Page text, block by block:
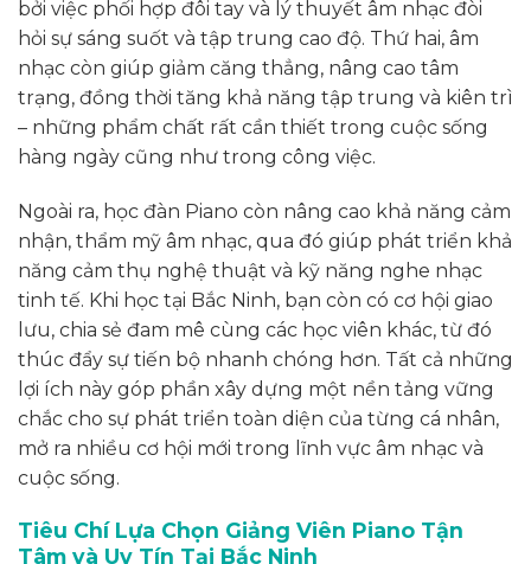
bởi việc phối hợp đôi tay và lý thuyết âm nhạc đòi
hỏi sự sáng suốt và tập trung cao độ. Thứ hai, âm
nhạc còn giúp giảm căng thẳng, nâng cao tâm
trạng, đồng thời tăng khả năng tập trung và kiên trì
– những phẩm chất rất cần thiết trong cuộc sống
hàng ngày cũng như trong công việc.
Ngoài ra, học đàn Piano còn nâng cao khả năng cảm
nhận, thẩm mỹ âm nhạc, qua đó giúp phát triển khả
năng cảm thụ nghệ thuật và kỹ năng nghe nhạc
tinh tế. Khi học tại Bắc Ninh, bạn còn có cơ hội giao
lưu, chia sẻ đam mê cùng các học viên khác, từ đó
thúc đẩy sự tiến bộ nhanh chóng hơn. Tất cả những
lợi ích này góp phần xây dựng một nền tảng vững
chắc cho sự phát triển toàn diện của từng cá nhân,
mở ra nhiều cơ hội mới trong lĩnh vực âm nhạc và
cuộc sống.
Tiêu Chí Lựa Chọn Giảng Viên Piano Tận
Tâm và Uy Tín Tại Bắc Ninh